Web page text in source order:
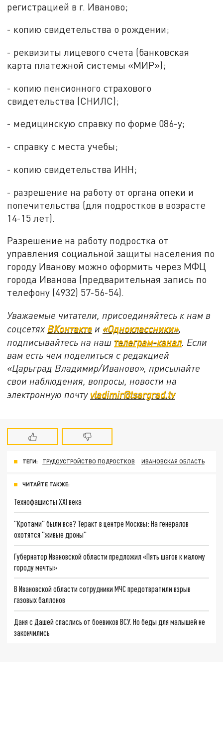
регистрацией в г. Иваново;
- копию свидетельства о рождении;
- реквизиты лицевого счета (банковская
карта платежной системы «МИР»);
- копию пенсионного страхового
свидетельства (СНИЛС);
- медицинскую справку по форме 086-у;
- справку с места учебы;
- копию свидетельства ИНН;
- разрешение на работу от органа опеки и
попечительства (для подростков в возрасте
14-15 лет).
Разрешение на работу подростка от
управления социальной защиты населения по
городу Иванову можно оформить через МФЦ
города Иванова (предварительная запись по
телефону (4932) 57-56-54).
Уважаемые читатели, присоединяйтесь к нам в
соцсетях ВКонтакте и«Одноклассники»,
подписывайтесь на наш телеграм-канал. Если
вам есть чем поделиться с редакцией
«Царьград Владимир/Иваново», присылайте
свои наблюдения, вопросы, новости на
электронную почту vladimir@tsargrad.tv
ТЕГИ: ТРУДОУСТРОЙСТВО ПОДРОСТКОВ ИВАНОВСКАЯ ОБЛАСТЬ
ЧИТАЙТЕ ТАКЖЕ:
Технофашисты XXI века
"Кротами" были все? Теракт в центре Москвы: На генералов
охотятся "живые дроны"
Губернатор Ивановской области предложил «Пять шагов к малому
городу мечты»
В Ивановской области сотрудники МЧС предотвратили взрыв
газовых баллонов
Даня с Дашей спаслись от боевиков ВСУ. Но беды для малышей не
закончились